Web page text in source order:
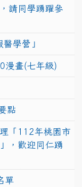
請同學踴躍參
學營」
漫畫(七年級)
點
「112年桃園市
，歡迎同仁踴
單